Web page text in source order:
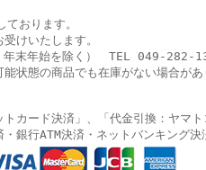
おります。
けいたします。
年末年始を除く） TEL 049-282-
状態の商品でも在庫がない場合が
カード決済」、「代金引換：ヤマ
銀行ATM決済・ネットバンキング決